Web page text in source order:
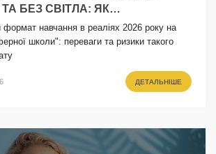
БЕЗ СВІТЛА: ЯК
ФОРМАТ РЯТУЄ ОСВІТНІЙ
навчання в реаліях 2026 року на
школи": переваги та ризики такого
ДЕТАЛЬНІШЕ